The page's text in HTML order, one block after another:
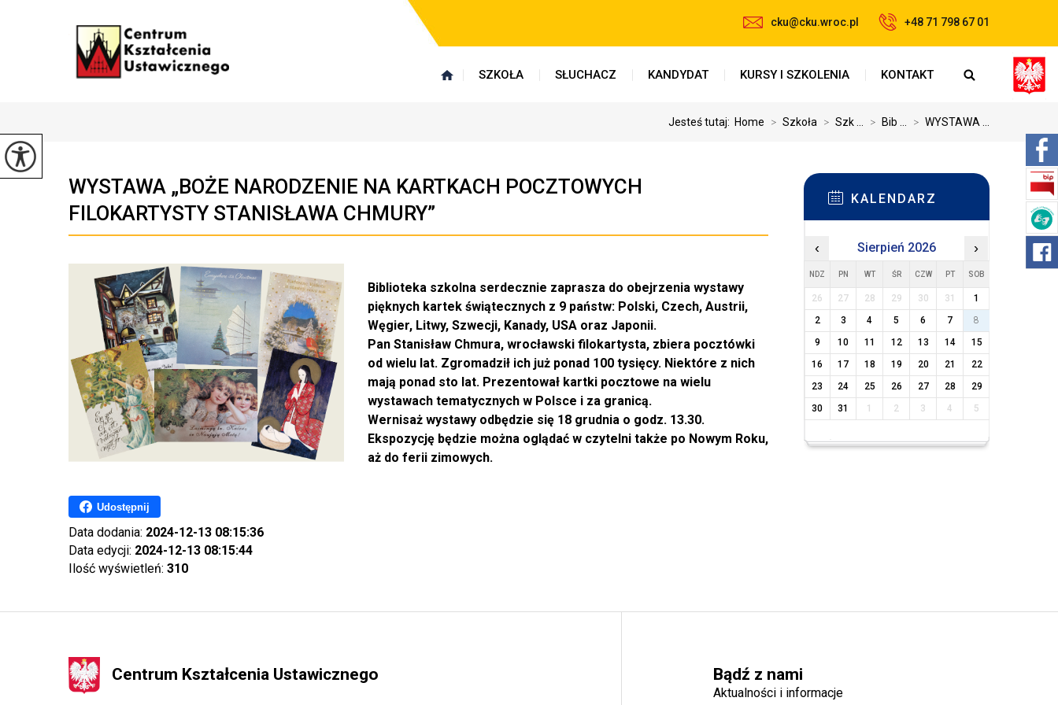
cku@cku.wroc.pl +48 71 798 67 01
SZKOŁA SŁUCHACZ KANDYDAT KURSY I SZKOLENIA KONTAKT
Jesteś tutaj: Home > Szkoła > Szk ... > Bib ... > WYSTAWA ...
WYSTAWA „BOŻE NARODZENIE NA KARTKACH POCZTOWYCH
FILOKARTYSTY STANISŁAWA CHMURY”
Biblioteka szkolna serdecznie zaprasza do obejrzenia wystawy
pięknych kartek świątecznych z 9 państw: Polski, Czech, Austrii,
Węgier, Litwy, Szwecji, Kanady, USA oraz Japonii.
Pan Stanisław Chmura, wrocławski filokartysta, zbiera pocztówki
od wielu lat. Zgromadził ich już ponad 100 tysięcy. Niektóre z nich
mają ponad sto lat. Prezentował kartki pocztowe na wielu
wystawach tematycznych w Polsce i za granicą.
Wernisaż wystawy odbędzie się 18 grudnia o godz. 13.30.
Ekspozycję będzie można oglądać w czytelni także po Nowym Roku,
aż do ferii zimowych.
Udostępnij
Data dodania: 2024-12-13 08:15:36
Data edycji: 2024-12-13 08:15:44
Ilość wyświetleń: 310
KALENDARZ
‹ Sierpień 2026 ›
NDZ PN WT ŚR CZW PT SOB
26 27 28 29 30 31
1
2
3 4 5 6 7
8
9
10 11 12 13 14
15
16
17 18 19 20 21
22
23
24 25 26 27 28
29
30
31 1 2 3 4 5
Centrum Kształcenia Ustawicznego Bądź z nami
Aktualności i informacje